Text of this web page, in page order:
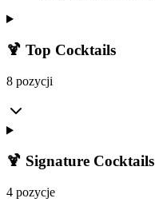
🍹 Top Cocktails
8 pozycji
🍹 Signature Cocktails
4 pozycje